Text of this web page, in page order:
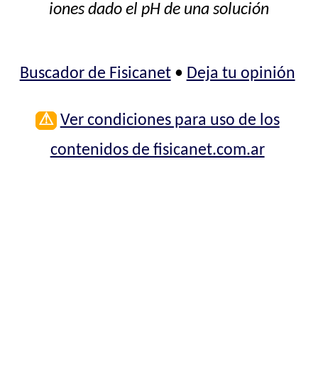
iones dado el pH de una solución
Buscador de Fisicanet• Deja tu opinión
⚠ Ver condiciones para uso de los
contenidos de fisicanet.com.ar